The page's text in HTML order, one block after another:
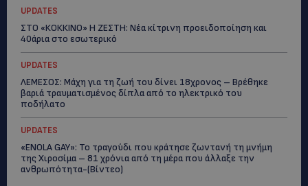
UPDATES
ΣΤΟ «ΚΟΚΚΙΝΟ» Η ΖΕΣΤΗ: Νέα κίτρινη προειδοποίηση και
40άρια στο εσωτερικό
UPDATES
ΛΕΜΕΣΟΣ: Μάχη για τη ζωή του δίνει 18χρονος – Βρέθηκε
βαριά τραυματισμένος δίπλα από το ηλεκτρικό του
ποδήλατο
UPDATES
«ENOLA GAY»: Το τραγούδι που κράτησε ζωντανή τη μνήμη
της Χιροσίμα – 81 χρόνια από τη μέρα που άλλαξε την
ανθρωπότητα-(Bίντεο)